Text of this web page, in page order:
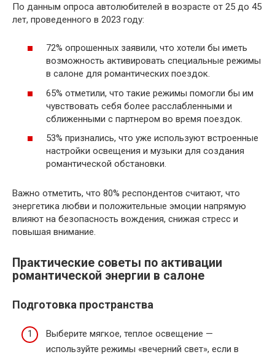
По данным опроса автолюбителей в возрасте от 25 до 45
лет, проведенного в 2023 году:
72% опрошенных заявили, что хотели бы иметь
возможность активировать специальные режимы
в салоне для романтических поездок.
65% отметили, что такие режимы помогли бы им
чувствовать себя более расслабленными и
сближенными с партнером во время поездок.
53% признались, что уже используют встроенные
настройки освещения и музыки для создания
романтической обстановки.
Важно отметить, что 80% респондентов считают, что
энергетика любви и положительные эмоции напрямую
влияют на безопасность вождения, снижая стресс и
повышая внимание.
Практические советы по активации
романтической энергии в салоне
Подготовка пространства
Выберите мягкое, теплое освещение —
используйте режимы «вечерний свет», если в